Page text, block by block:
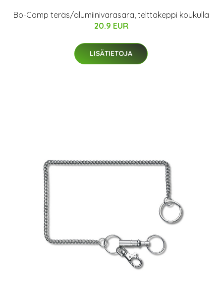
Bo-Camp teräs/alumiinivarasara, telttakeppi koukulla
20.9 EUR
LISÄTIETOJA